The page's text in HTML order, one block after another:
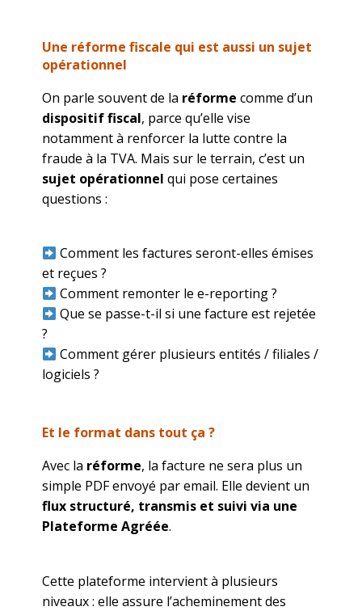
Une réforme fiscale qui est aussi un sujet
opérationnel
On parle souvent de la réforme comme d’un
dispositif fiscal, parce qu’elle vise
notamment à renforcer la lutte contre la
fraude à la TVA. Mais sur le terrain, c’est un
sujet opérationnel qui pose certaines
questions :
Comment les factures seront-elles émises
et reçues ?
Comment remonter le e-reporting ?
Que se passe-t-il si une facture est rejetée
?
Comment gérer plusieurs entités / filiales /
logiciels ?
Et le format dans tout ça ?
Avec la réforme, la facture ne sera plus un
simple PDF envoyé par email. Elle devient un
flux structuré, transmis et suivi via une
Plateforme Agréée.
Cette plateforme intervient à plusieurs
niveaux : elle assure l’acheminement des